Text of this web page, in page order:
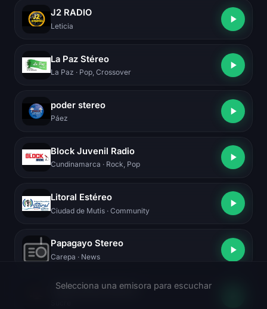
J2 RADIO
Leticia
La Paz Stéreo
La Paz · Pop, Crossover
poder stereo
Páez
Block Juvenil Radio
Cundinamarca · Rock, Pop
Litoral Estéreo
Ciudad de Mutis · Community
Papagayo Stereo
Carepa · News
Venturisama stereos
Selecciona una emisora para escuchar